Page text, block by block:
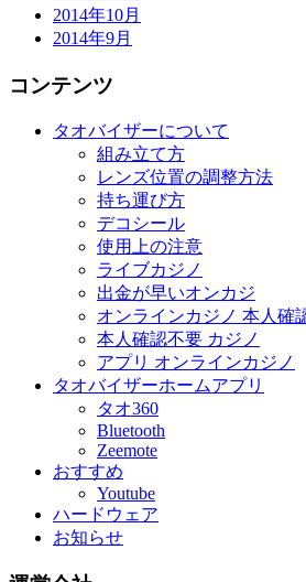
2014年10月
2014年9月
コンテンツ
タオバイザーについて
組み立て方
レンズ位置の調整方法
持ち運び方
デコシール
使用上の注意
ライブカジノ
出金が早いオンカジ
オンラインカジノ 本人確
本人確認不要 カジノ
アプリ オンラインカジノ
タオバイザーホームアプリ
タオ360
Bluetooth
Zeemote
おすすめ
Youtube
ハードウェア
お知らせ